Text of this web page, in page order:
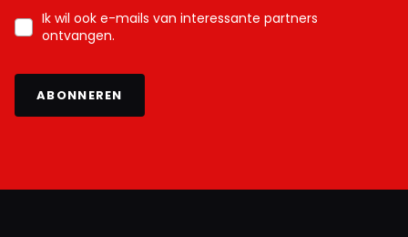
Ik wil ook e-mails van interessante partners
ontvangen.
ABONNEREN